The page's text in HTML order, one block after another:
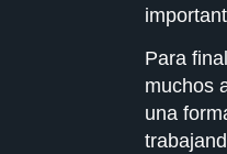
Para
muchos
una